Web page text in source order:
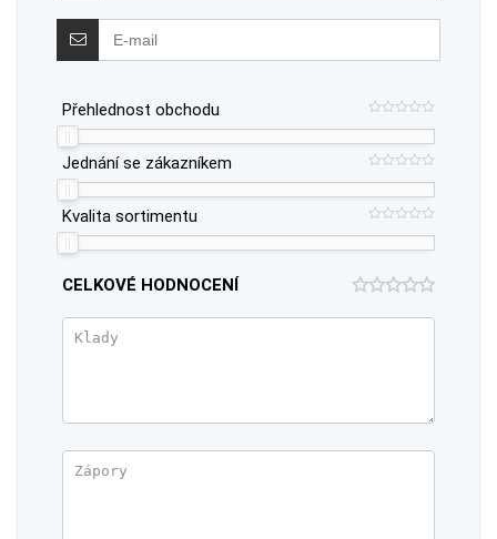
Přehlednost obchodu
Jednání se zákazníkem
Kvalita sortimentu
CELKOVÉ HODNOCENÍ